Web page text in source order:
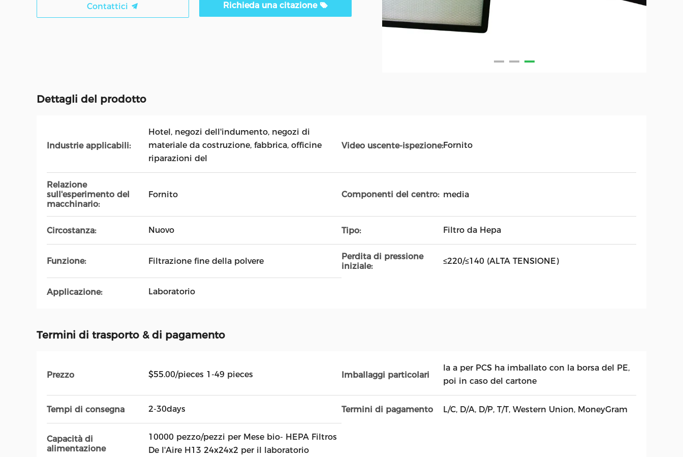
Contattici Richieda una citazione
Dettagli del prodotto
Industrie applicabili:
Hotel, negozi dell'indumento, negozi di
materiale da costruzione, fabbrica, officine
riparazioni del
Video uscente-ispezione:Fornito
Relazione
sull'esperimento del
macchinario:
Fornito Componenti del centro: media
Circostanza: Nuovo Tipo: Filtro da Hepa
Funzione: Filtrazione fine della polvere
Perdita di pressione
iniziale:
≤220/≤140 (ALTA TENSIONE)
Applicazione: Laboratorio
Termini di trasporto & di pagamento
Prezzo $55.00/pieces 1-49 pieces Imballaggi particolari
la a per PCS ha imballato con la borsa del PE,
poi in caso del cartone
Tempi di consegna 2-30days Termini di pagamento L/C, D/A, D/P, T/T, Western Union, MoneyGram
Capacità di
alimentazione
10000 pezzo/pezzi per Mese bio- HEPA Filtros
De l'Aire H13 24x24x2 per il laboratorio